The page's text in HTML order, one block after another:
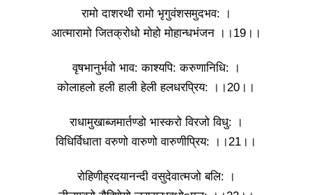
रामो दाशरथी रामो भृगुवंशसमुदभव: ।
आत्मारामो जितक्रोधो मोहो मोहान्धभंजन ।।19।।
वृषभानुर्भवो भाव: काश्यपि: करुणानिधि: ।
कोलाहलो हली हाली हेली हलधरप्रिय: ।।20।।
राधामुखाब्जमार्तण्डो भास्करो विरजो विधु: ।
विधिर्विधाता वरुणो वारुणो वारुणीप्रिय: ।।21।।
रोहिणीह्रदयानन्दी वसुदेवात्मजो बलि: ।